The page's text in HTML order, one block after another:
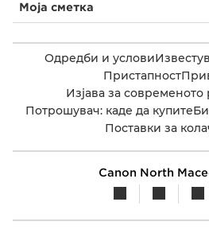
Моја сметка
Одредби и услови
Пристапност
Изјава за современото
Потрошувач: каде да купите
Поставки за
Canon North